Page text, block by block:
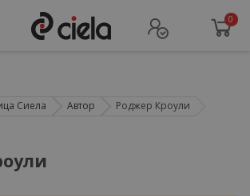
0
Сиела Автор Роджер Кроули